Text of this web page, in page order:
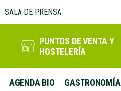
SALA DE PRENSA
PUNTOS DE VENTA Y
HOSTELERÍA
AGENDA BIO GASTRONOMÍA